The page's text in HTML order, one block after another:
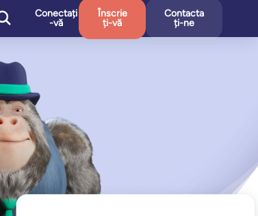
Conectați
-vă
Înscrie
ți-vă
Contacta
ți-ne